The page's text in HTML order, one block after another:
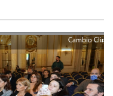
Cambio Climático